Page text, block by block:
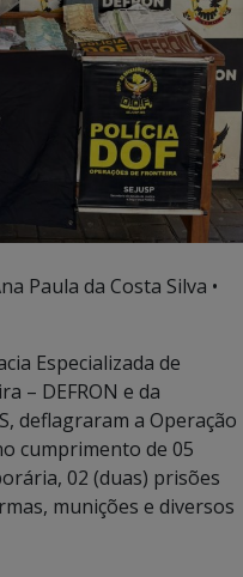
Paula da Costa Silva •
Especializada de
– DEFRON e da
deflagraram a Operação
cumprimento de 05
02 (duas) prisões
munições e diversos